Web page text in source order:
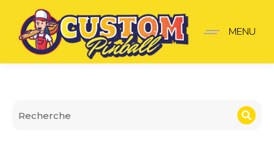
Plaque de lanceur
MENU